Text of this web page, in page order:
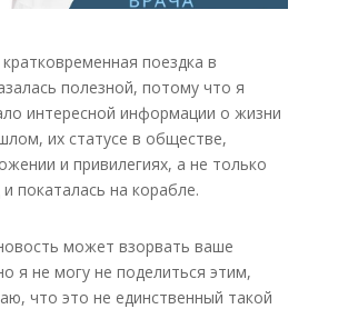
поездка в
полезной, потому что я
интересной информации о жизни
их статусе в обществе,
и привилегиях, а не только
покаталась на корабле.
может взорвать ваше
я не могу не поделиться этим,
что это не единственный такой